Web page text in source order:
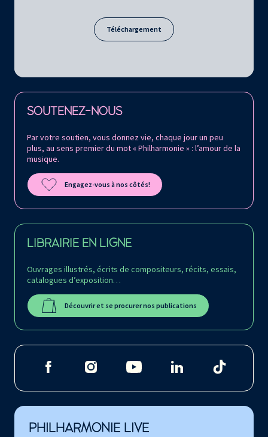
Téléchargement
SOUTENEZ-NOUS
Par votre soutien, vous donnez vie, chaque jour un peu
plus, au sens premier du mot « Philharmonie » : l’amour de la
musique.
Engagez-vous à nos côtés!
LIBRAIRIE EN LIGNE
Ouvrages illustrés, écrits de compositeurs, récits, essais,
catalogues d’exposition…
Découvrir et se procurer nos publications
Retrouvez la Philharmonie de Paris sur
PHILHARMONIE LIVE